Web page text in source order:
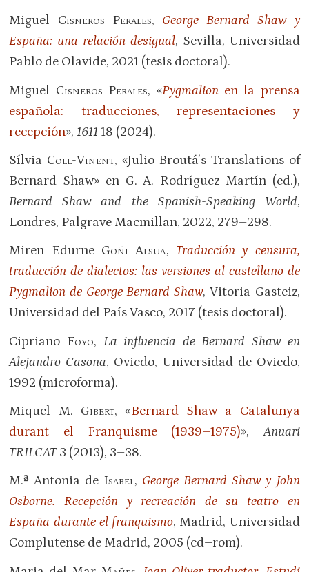
Miguel Cisneros Perales, George Bernard Shaw y
España: una relación desigual, Sevilla, Universidad
Pablo de Olavide, 2021 (tesis doctoral).
Miguel Cisneros Perales, «Pygmalion en la prensa
española: traducciones, representaciones y
recepción»,1611 18 (2024).
Sílvia Coll-Vinent, «Julio Broutá’s Translations of
Bernard Shaw» en G. A. Rodríguez Martín (ed.),
Bernard Shaw and the Spanish-Speaking World,
Londres, Palgrave Macmillan, 2022, 279–298.
Miren Edurne Goñi Alsua, Traducción y censura,
traducción de dialectos: las versiones al castellano de
Pygmalion de George Bernard Shaw, Vitoria-Gasteiz,
Universidad del País Vasco, 2017 (tesis doctoral).
Cipriano Foyo, La influencia de Bernard Shaw en
Alejandro Casona, Oviedo, Universidad de Oviedo,
1992 (microforma).
Miquel M. Gibert, «Bernard Shaw a Catalunya
durant el Franquisme (1939–1975)»,Anuari
TRILCAT3 (2013), 3–38.
M.ª Antonia de Isabel, George Bernard Shaw y John
Osborne.Recepción y recreación de su teatro en
España durante el franquismo, Madrid, Universidad
Complutense de Madrid, 2005 (cd–rom).